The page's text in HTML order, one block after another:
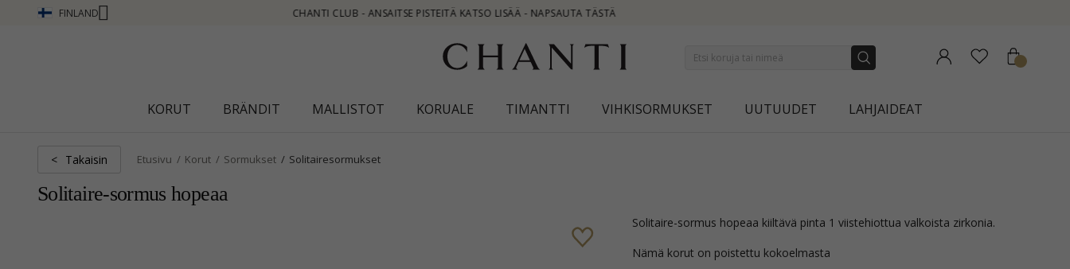
FINLAND
ANSAITSE PISTEITÄ KATSO LISÄÄ - NAPSAUTA TÄSTÄ
KORUT BRÄNDIT MALLISTOT KORUALE TIMANTTI VIHKISORMUKSET UUTUUDET LAHJAIDEAT
< Takaisin Etusivu Korut Sormukset Solitairesormukset
Solitaire-sormus hopeaa
solitaire-sormus hopeaa kiiltävä pinta 1 viistehiottua valkoista zirkonia.
Nämä korut on poistettu kokoelmasta